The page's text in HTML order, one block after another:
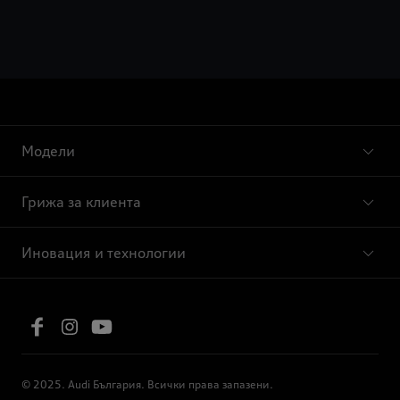
Модели
Грижа за клиента
Иновация и технологии
© 2025. Audi България. Всички права запазени.